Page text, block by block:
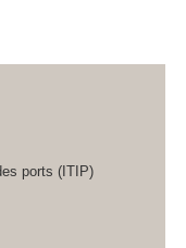
ports (ITIP)